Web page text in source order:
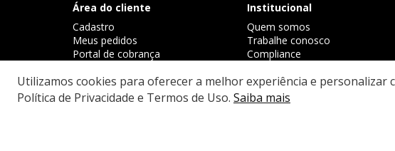
Área do cliente
Cadastro
Meus pedidos
Portal de cobrança
Institucional
Quem somos
Trabalhe conosco
Compliance
Utilizamos cookies para oferecer a melhor experiência e personalizar
Política de Privacidade e Termos de Uso. Saiba mais